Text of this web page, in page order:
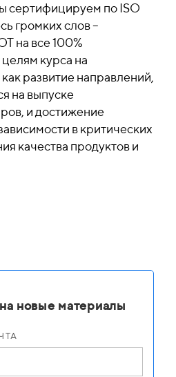
сертифицируем по ISO
громких слов –
на все 100%
целям курса на
развитие направлений,
на выпуске
и достижение
в критических
качества продуктов и
новые материалы